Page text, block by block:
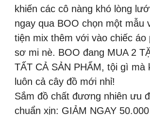
khiến các cô nàng khó lòng
ngay qua BOO chọn một mẫu
tiện mix thêm với vào chiếc áo
sơ mi nè. BOO đang MUA 2
TẤT CẢ SẢN PHẨM, tội gì mà
luôn cả cây đồ mới nhỉ!
Sắm đồ chất đương nhiên ưu
chuẩn xịn: GIẢM NGAY